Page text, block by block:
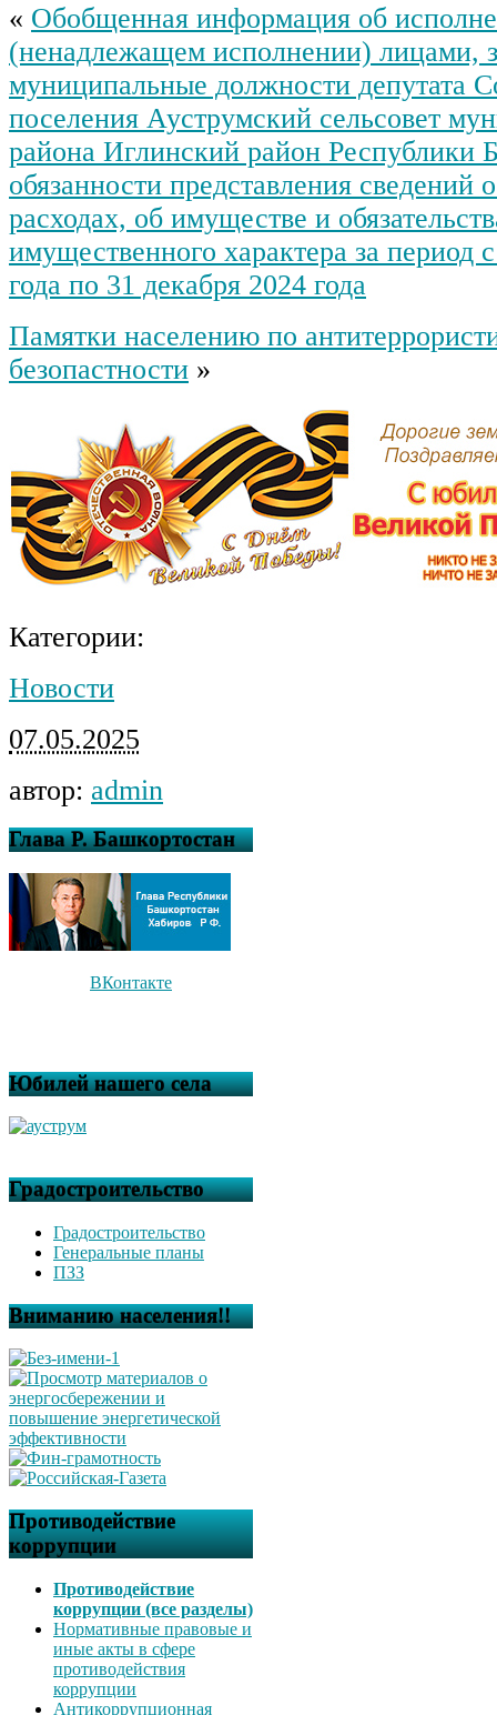
« Обобщенная информация об
(ненадлежащем исполнении)
муниципальные должности депутата
поселения Ауструмский сельсовет
района Иглинский район Республики
обязанности представления сведений
расходах, об имуществе и
имущественного характера за период
года по 31 декабря 2024 года
Памятки населению по
безопастности »
Категории:
Новости
07.05.2025
автор: admin
Глава Р. Башкортостан
ВКонтакте
Юбилей нашего села
Градостроительство
Градостроительство
Генеральные планы
ПЗЗ
Вниманию населения!!
Противодействие
коррупции
Противодействие
коррупции (все разделы)
Нормативные правовые и
иные акты в сфере
противодействия
коррупции
Антикоррупционная